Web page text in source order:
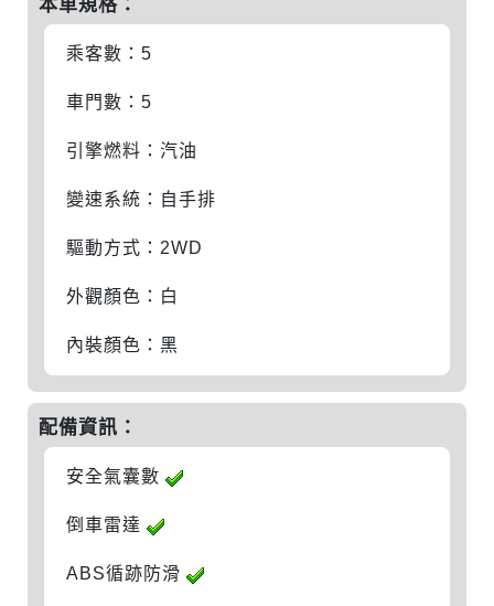
本車規格：
乘客數：5
車門數：5
引擎燃料：汽油
變速系統：自手排
驅動方式：2WD
外觀顏色：白
內裝顏色：黑
配備資訊：
安全氣囊數
倒車雷達
ABS循跡防滑